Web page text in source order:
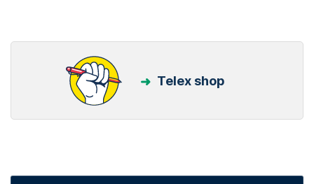
Telex shop